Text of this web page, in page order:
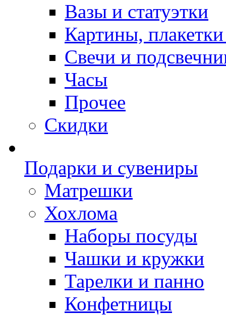
Вазы и статуэтки
Картины,
Свечи и
Часы
Прочее
Скидки
Подарки и сувениры
Матрешки
Хохлома
Наборы посуды
Чашки и кружки
Тарелки и панно
Конфетницы